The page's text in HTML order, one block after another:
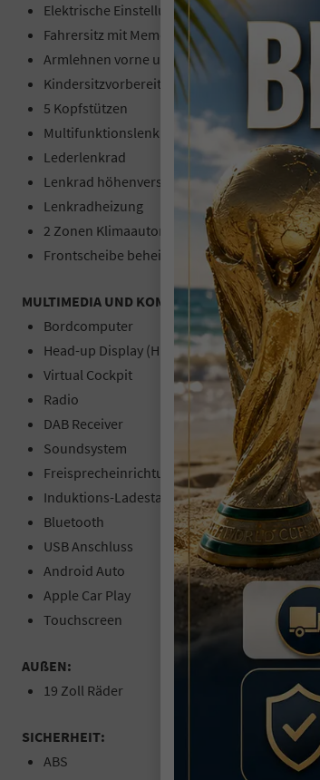
Elektrische Einstellung der Vordersitze
Fahrersitz mit Memory-Funktion
Armlehnen vorne und hinten
Kindersitzvorbereitung (ISOFIX)
5 Kopfstützen
Multifunktionslenkrad
Lederlenkrad
Lenkrad höhenverstellbar
Lenkradheizung
2 Zonen Klimaautomatik
Frontscheibe beheizbar
MULTIMEDIA UND KOMMUNIKATION:
Bordcomputer
Head-up Display (HUD)
Virtual Cockpit
Radio
DAB Receiver
Soundsystem
Freisprecheinrichtung
Induktions-Ladestation
Bluetooth
USB Anschluss
Android Auto
Apple Car Play
Touchscreen
AUßEN:
19 Zoll Räder
SICHERHEIT:
ABS